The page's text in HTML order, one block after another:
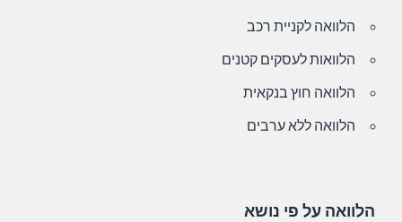
הלוואה לקניית רכב
הלוואות לעסקים קטנים
הלוואה חוץ בנקאית
הלוואה ללא ערבים
הלוואה על פי נושא